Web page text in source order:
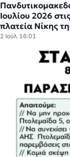
Ιουλίου 2026
πλατεία Νίκης
2 Ιούλ 16:01